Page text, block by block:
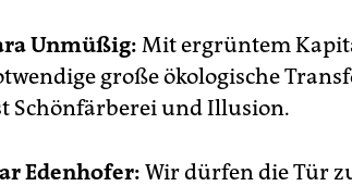
Unmüßig: Mit ergrüntem
große ökologische
Schönfärberei und Illusion.
Edenhofer: Wir dürfen die Tür